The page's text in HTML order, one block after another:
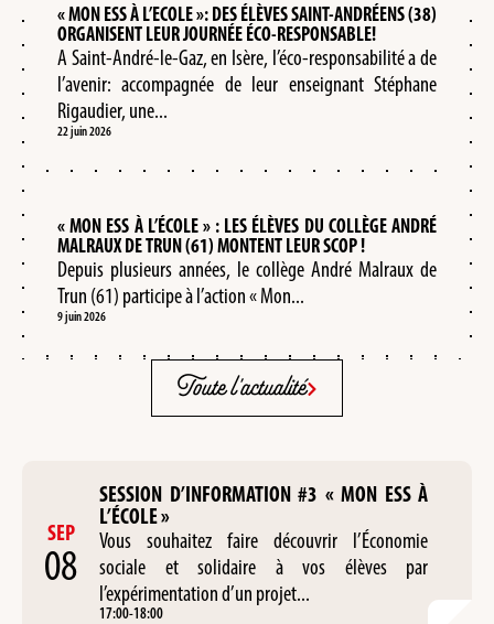
« MON ESS À L’ECOLE »: DES ÉLÈVES SAINT-ANDRÉENS (38)
ORGANISENT LEUR JOURNÉE ÉCO-RESPONSABLE!
A Saint-André-le-Gaz, en Isère, l’éco-responsabilité a de
l’avenir: accompagnée de leur enseignant Stéphane
Rigaudier, une...
22 juin 2026
« MON ESS À L’ÉCOLE » : LES ÉLÈVES DU COLLÈGE ANDRÉ
MALRAUX DE TRUN (61) MONTENT LEUR SCOP !
Depuis plusieurs années, le collège André Malraux de
Trun (61) participe à l’action « Mon...
9 juin 2026
Toute l'actualité
SEP
08
SESSION D’INFORMATION #3 « MON ESS À
L’ÉCOLE »
Vous souhaitez faire découvrir l’Économie
sociale et solidaire à vos élèves par
l’expérimentation d’un projet...
17:00-18:00